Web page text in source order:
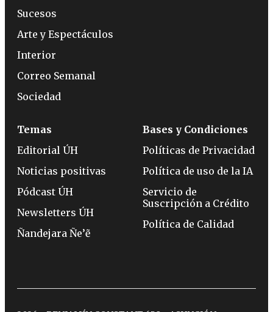
Sucesos
Arte y Espectáculos
Interior
Correo Semanal
Sociedad
Temas
Editorial ÚH
Noticias positivas
Pódcast ÚH
Newsletters ÚH
Ñandejara Ñe’ẽ
Bases y Condiciones
Políticas de Privacidad
Política de uso de la IA
Servicio de
Suscripción a Crédito
Política de Calidad